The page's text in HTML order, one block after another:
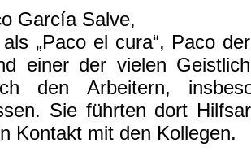
García Salve,
„Paco el cura“, Paco
einer der vielen
den Arbeitern,
Sie führten dort
Kontakt mit den Kollegen.